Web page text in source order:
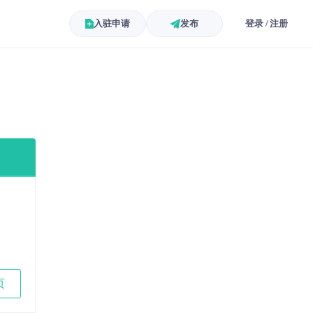
入驻申请 发布 登录 / 注册